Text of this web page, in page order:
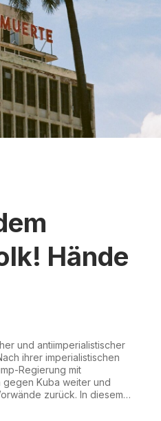
Hände
und antiimperialistischer
ihrer imperialistischen
Regierung mit
Kuba weiter und
zurück. In diesem